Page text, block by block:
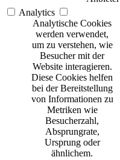
Analytics
Analytische Cookies
werden verwendet,
um zu verstehen, wie
Besucher mit der
Website interagieren.
Diese Cookies helfen
bei der Bereitstellung
von Informationen zu
Metriken wie
Besucherzahl,
Absprungrate,
Ursprung oder
ähnlichem.